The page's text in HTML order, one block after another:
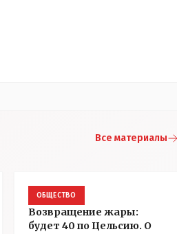
Все материалы
ОБЩЕСТВО
Возвращение жары:
будет 40 по Цельсию. О